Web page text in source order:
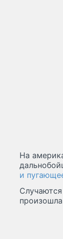
На
и
произошла